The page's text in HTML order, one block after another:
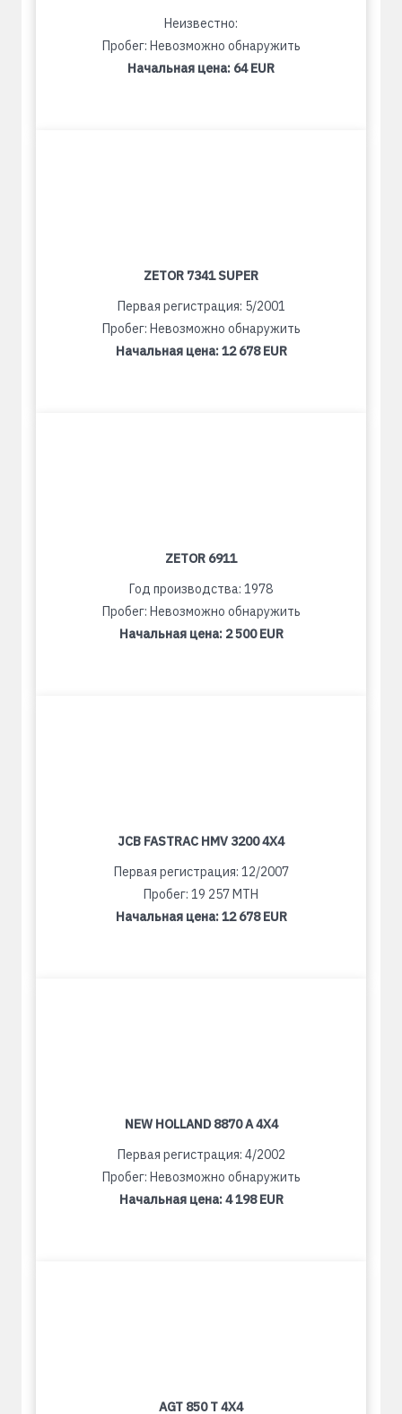
Неизвестно:
Пробег: Невозможно обнаружить
Начальная цена: 64 EUR
ZETOR 7341 SUPER
Первая регистрация: 5/2001
Пробег: Невозможно обнаружить
Начальная цена:12 678 EUR
ZETOR 6911
Год производства: 1978
Пробег: Невозможно обнаружить
Начальная цена: 2 500 EUR
JCB FASTRAC HMV 3200 4X4
Первая регистрация: 12/2007
Пробег: 19 257 MTH
Начальная цена:12 678 EUR
NEW HOLLAND 8870 A 4X4
Первая регистрация: 4/2002
Пробег: Невозможно обнаружить
Начальная цена:4 198 EUR
AGT 850 T 4X4